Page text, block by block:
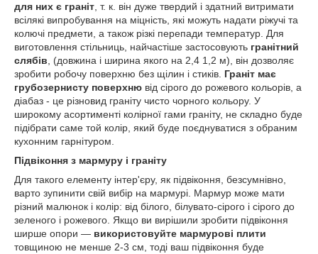
для них є граніт , т. к. він дуже твердий і здатний витримати
всілякі випробування на міцність, які можуть надати ріжучі та
колючі предмети, а також різкі перепади температур. Для
виготовлення стільниць, найчастіше застосовують гранітний
слябів , (довжина і ширина якого на 2,4 1,2 м), він дозволяє
зробити робочу поверхню без щілин і стиків. Граніт має
грубозернисту поверхню від сірого до рожевого кольорів, а
діабаз - це різновид граніту чисто чорного кольору. У
широкому асортименті колірної гами граніту, не складно буде
підібрати саме той колір, який буде поєднуватися з обраним
кухонним гарнітуром.
Підвіконня з мармуру і граніту
Для такого елементу інтер'єру, як підвіконня, безсумнівно,
варто зупинити свій вибір на мармурі. Мармур може мати
різний малюнок і колір: від білого, білувато-сірого і сірого до
зеленого і рожевого. Якщо ви вирішили зробити підвіконня
ширше опори — використовуйте мармурові плити
товщиною не менше 2-3 см, тоді ваш підвіконня буде